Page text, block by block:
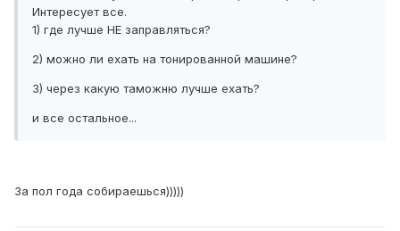
Интересует все.
1) где лучше НЕ заправляться?
2) можно ли ехать на тонированной машине?
3) через какую таможню лучше ехать?
и все остальное...
За пол года собираешься)))))